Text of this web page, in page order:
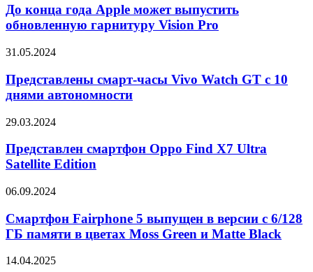
третьем
квартале
года
года
Apple
может
обновленную
Vision
Pro
До конца года Apple может выпустить
обновленную гарнитуру Vision Pro
Представлены
часы
Vivo
Watch
с
днями
автономности
31.05.2024
Представлены смарт-часы Vivo Watch GT с 10
днями автономности
Представлен
Oppo
Find
X7
Satellite
29.03.2024
Представлен смартфон Oppo Find X7 Ultra
Satellite Edition
Смартфон
5
выпущен
в
с
06.09.2024
Смартфон Fairphone 5 выпущен в версии с 6/128
ГБ памяти в цветах Moss Green и Matte Black
Samsung
14.04.2025